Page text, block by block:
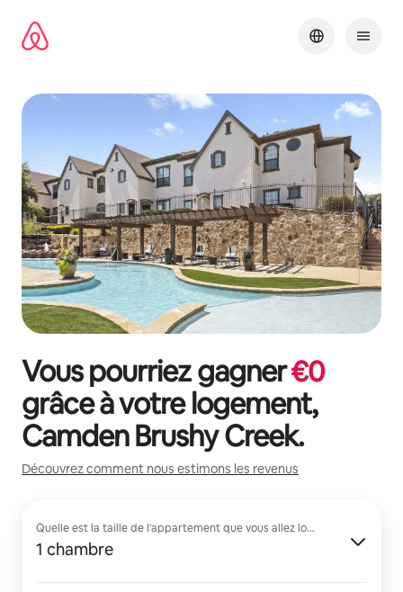
directement
Vous pourriez gagner€0
grâce à votre logement,
Camden Brushy Creek.
Découvrez comment nous estimons les revenus
Quelle est la taille de l'appartement que vous allez louer ?
1 chambre